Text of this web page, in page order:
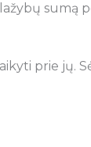
sumą
prie jų.